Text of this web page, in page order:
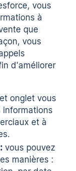
vous
à
que
vous
d'améliorer
onglet vous
informations
et à
vous pouvez
manières :